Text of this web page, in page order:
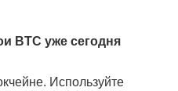
уже сегодня
Используйте